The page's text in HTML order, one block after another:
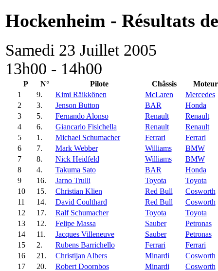
Hockenheim - Résultats
Samedi 23 Juillet 2005
13h00 - 14h00
P N° Pilote Châssis
Moteur
1
9. Kimi Räikkönen McLaren
Mercedes
2
3. Jenson Button BAR
Honda
3
5. Fernando Alonso Renault
Renault
4
6. Giancarlo Fisichella Renault
Renault
5
1. Michael Schumacher Ferrari
Ferrari
6
7. Mark Webber Williams
BMW
7
8. Nick Heidfeld Williams
BMW
8
4. Takuma Sato BAR
Honda
9
16. Jarno Trulli Toyota
Toyota
10
15. Christian Klien Red Bull
Cosworth
11
14. David Coulthard Red Bull
Cosworth
12
17. Ralf Schumacher Toyota
Toyota
13
12. Felipe Massa Sauber
Petronas
14
11. Jacques Villeneuve Sauber
Petronas
15
2. Rubens Barrichello Ferrari
Ferrari
16
21. Christijan Albers Minardi
Cosworth
17
20. Robert Doornbos Minardi
Cosworth